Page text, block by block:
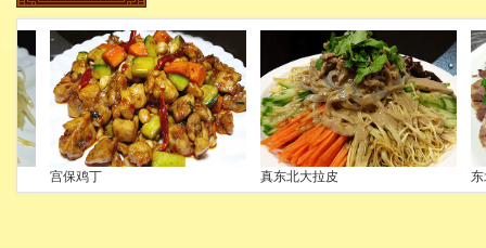
宫保鸡丁 真东北大拉皮 东